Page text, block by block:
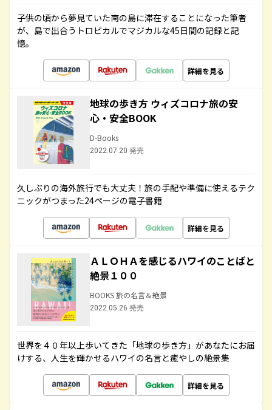
子供の頃から夢見ていた南の島に滞在することになった筆者
が、島で出合うトロピカルでマジカルな45日間の記録と記
憶。
詳細を見る
地球の歩き方 ウィズコロナ旅の安
心・安全BOOK
D-Books
2022.07.20 発売
久しぶりの海外旅行でも大丈夫！旅の手配や準備に使えるテク
ニックがつまった24ページの電子書籍
詳細を見る
ＡＬＯＨＡを感じるハワイのことばと
絶景１００
BOOKS 旅の名言＆絶景
2022.05.26 発売
世界を４０年以上歩いてきた「地球の歩き方」があなたにお届
けする、人生を輝かせるハワイの名言と癒やしの絶景集
詳細を見る